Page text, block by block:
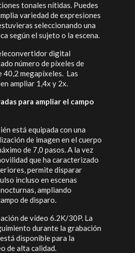
tonales nítidas. Puedes
variedad de expresiones
seleccionando una
según el sujeto o la escena.
digital
número de píxeles de
40,2 megapíxeles. Las
ampliar 1,4x y 2x.
para ampliar el campo
está equipada con una
de imagen en el cuerpo
de 7,0 pasos. A la vez
que ha caracterizado
permite disparar
incluso en escenas
ampliando
de disparo.
de vídeo 6.2K/30P. La
durante la grabación
disponible para la
de alta calidad.